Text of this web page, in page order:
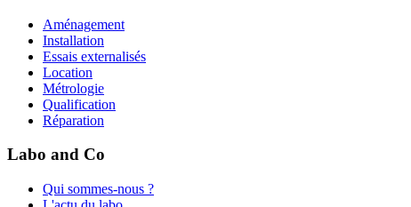
Aménagement
Installation
Essais externalisés
Location
Métrologie
Qualification
Réparation
Labo and Co
Qui sommes-nous ?